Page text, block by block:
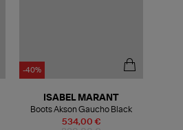
-40%
534,00 €
ISABEL MARANT
Boots Akson Gaucho Black